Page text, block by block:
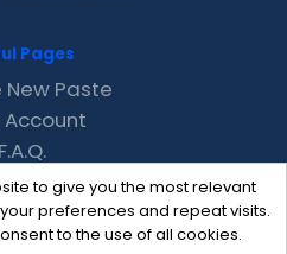
to give you the most relevant
preferences and repeat visits.
to the use of all cookies.
Pages
Paste
Account
F.A.Q.